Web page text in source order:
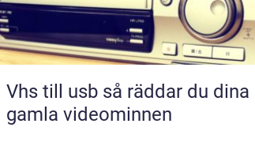
Vhs till usb så räddar du dina
gamla videominnen